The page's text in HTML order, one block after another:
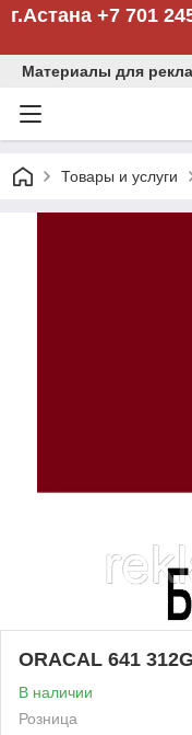
г.Астана +7 701
Материалы для
Товары и услуги
ORACAL 641
В наличии
Розница